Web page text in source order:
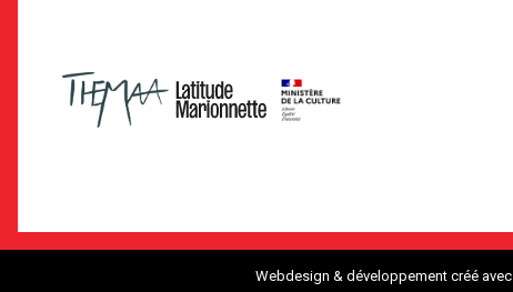
Webdesign & développement créé avec